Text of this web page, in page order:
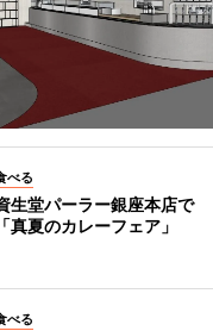
べる
生堂パーラー銀座本店で
「真夏のカレーフェア」
べる